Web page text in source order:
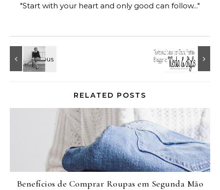
"Start with your heart and only good can follow..."
RELATED POSTS
Benefícios de Comprar Roupas em Segunda Mão